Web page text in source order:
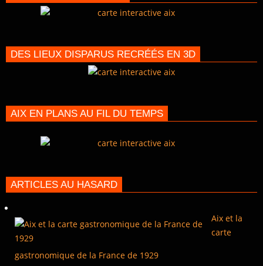
DES LIEUX DISPARUS RECRÉÉS EN 3D
AIX EN PLANS AU FIL DU TEMPS
ARTICLES AU HASARD
Aix et la
carte
gastronomique de la France de 1929